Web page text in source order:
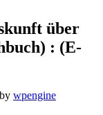
über
: (E-
by wpengine